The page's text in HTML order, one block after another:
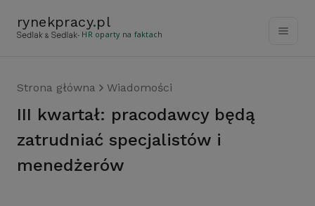
rynekpracy.pl
- HR oparty na faktach
Strona główna Wiadomości
III kwartał: pracodawcy będą
zatrudniać specjalistów i
menedżerów